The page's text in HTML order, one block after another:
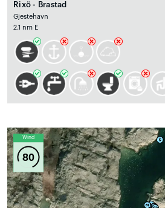
Rixö - Brastad
Gjestehavn
2.1 nm E
Wind
80